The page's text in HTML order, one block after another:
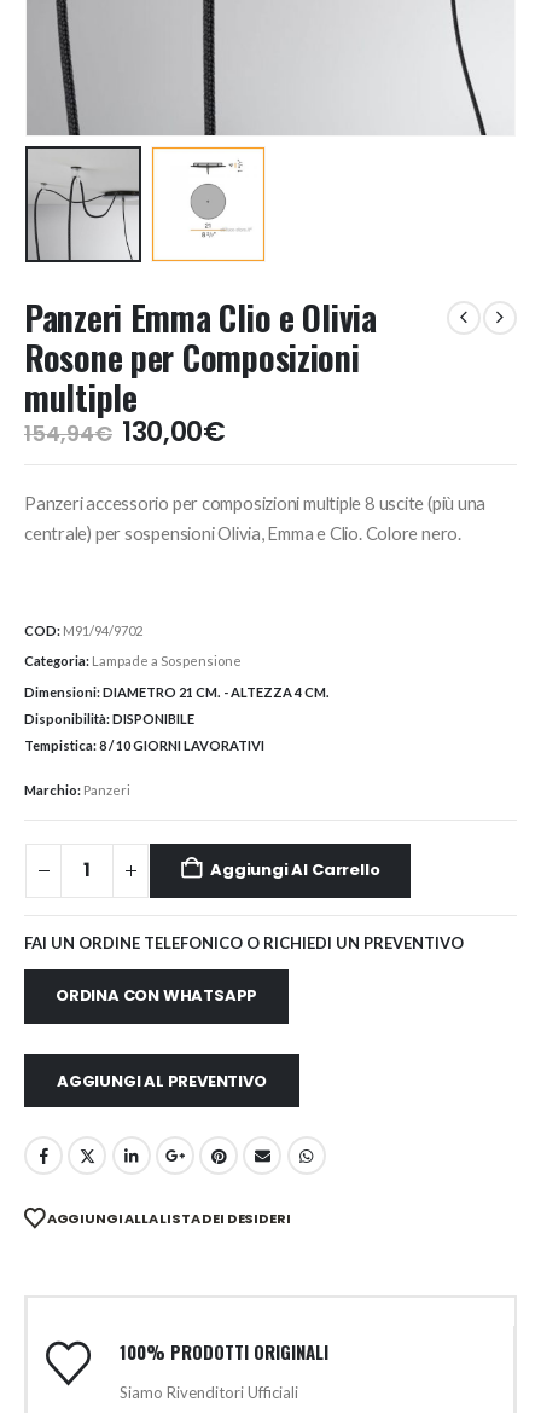
Panzeri Emma Clio e Olivia
Rosone per Composizioni
multiple
154,94€ Il
prezzo
era:
154,94€.
130,00€Il
prezzo
è:
130,00€.
Panzeri accessorio per composizioni multiple 8 uscite (più una
centrale) per sospensioni Olivia, Emma e Clio. Colore nero.
COD: M91/94/9702
Categoria: Lampade a Sospensione
Dimensioni:DIAMETRO 21 CM. - ALTEZZA 4 CM.
Disponibilità:DISPONIBILE
Tempistica:8 / 10 GIORNI LAVORATIVI
Marchio: Panzeri
Aggiungi Al Carrello
FAI UN ORDINE TELEFONICO O RICHIEDI UN PREVENTIVO
ORDINA CON WHATSAPP
AGGIUNGI AL PREVENTIVO
AGGIUNGI ALLA LISTA DEI DESIDERI
100% PRODOTTI ORIGINALI
Siamo Rivenditori Ufficiali